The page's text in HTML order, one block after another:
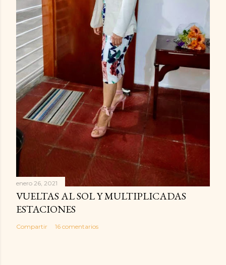
enero 26, 2021
VUELTAS AL SOL Y MULTIPLICADAS
ESTACIONES
Compartir 16 comentarios